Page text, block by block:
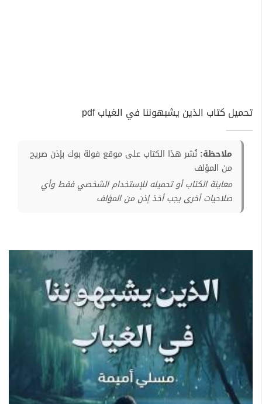
تحميل كتاب الذين يشبهوننا في الغياب pdf
ملاحظة: نُشر هذا الكتاب على موقع فولة بوك بإذن صريح
من المؤلف
معاينة الكتاب أو تحميله للإستخدام الشخصي فقط وأي
صلاحيات أخرى يجب أخذ إذن من المؤلف